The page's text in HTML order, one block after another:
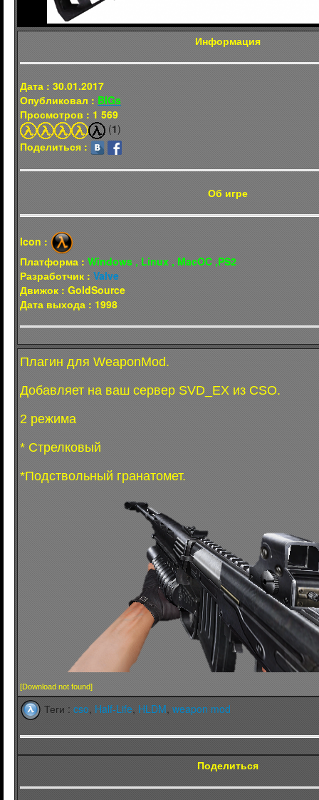
Информация
Дата : 30.01.2017
Опубликовал : BIGs
Просмотров : 1 569
(1)
Поделиться :
Об игре
Icon :
Платформа : Windows , Linux , MacOC ,PS2
Разработчик : Valve
Движок : GoldSource
Дата выхода : 1998
Плагин для WeaponMod.
Добавляет на ваш сервер SVD_EX из CSO.
2 режима
* Стрелковый
*Подствольный гранатомет.
[Download not found]
Теги : cso, Half-Life HLDM weapon mod
Поделиться